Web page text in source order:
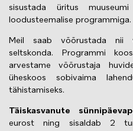
sisustada üritus
loodusteemalise programmiga.
Meil saab võõrustada nii
seltskonda. Programmi
arvestame võõrustaja
üheskoos sobivaima
tähistamiseks.
Täiskasvanute
eurost ning sisaldab 2